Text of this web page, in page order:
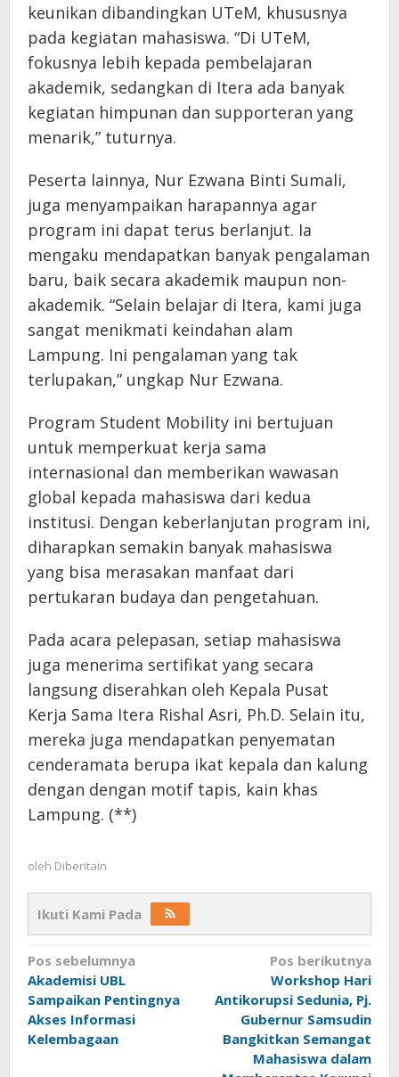
keunikan dibandingkan UTeM, khususnya
pada kegiatan mahasiswa. “Di UTeM,
fokusnya lebih kepada pembelajaran
akademik, sedangkan di Itera ada banyak
kegiatan himpunan dan supporteran yang
menarik,” tuturnya.
Peserta lainnya, Nur Ezwana Binti Sumali,
juga menyampaikan harapannya agar
program ini dapat terus berlanjut. Ia
mengaku mendapatkan banyak pengalaman
baru, baik secara akademik maupun non-
akademik. “Selain belajar di Itera, kami juga
sangat menikmati keindahan alam
Lampung. Ini pengalaman yang tak
terlupakan,” ungkap Nur Ezwana.
Program Student Mobility ini bertujuan
untuk memperkuat kerja sama
internasional dan memberikan wawasan
global kepada mahasiswa dari kedua
institusi. Dengan keberlanjutan program ini,
diharapkan semakin banyak mahasiswa
yang bisa merasakan manfaat dari
pertukaran budaya dan pengetahuan.
Pada acara pelepasan, setiap mahasiswa
juga menerima sertifikat yang secara
langsung diserahkan oleh Kepala Pusat
Kerja Sama Itera Rishal Asri, Ph.D. Selain itu,
mereka juga mendapatkan penyematan
cenderamata berupa ikat kepala dan kalung
dengan dengan motif tapis, kain khas
Lampung. (**)
oleh Diberitain
Ikuti Kami Pada
Navigasi
pos
Pos sebelumnya
Akademisi UBL
Sampaikan Pentingnya
Akses Informasi
Kelembagaan
Pos berikutnya
Workshop Hari
Antikorupsi Sedunia, Pj.
Gubernur Samsudin
Bangkitkan Semangat
Mahasiswa dalam